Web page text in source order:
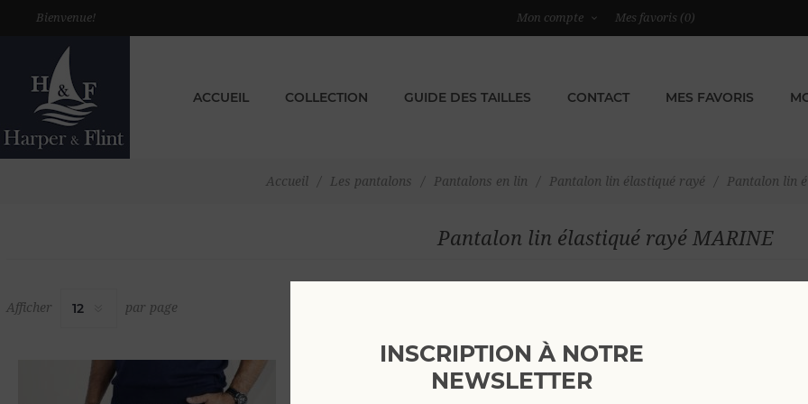
Bienvenue! Mon compte Mes favoris (0)
ACCUEIL COLLECTION GUIDE DES TAILLES CONTACT MES FAVORIS
Accueil / Les pantalons / Pantalons en lin / Pantalon lin élastiqué rayé / Pantalon lin
Pantalon lin élastiqué rayé MARINE
Afficher par page
INSCRIPTION À NOTRE
NEWSLETTER